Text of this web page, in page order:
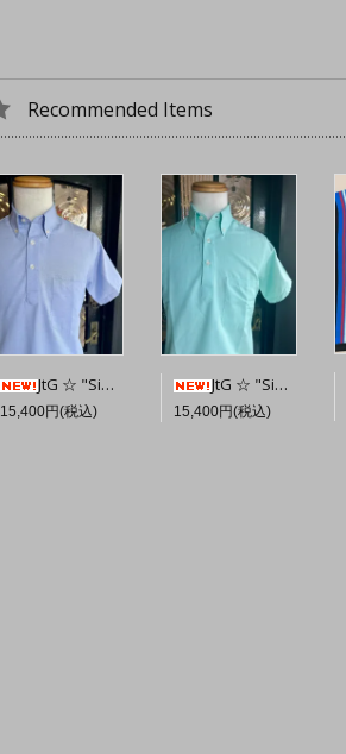
Recommended Items
JtG ☆ "Sidney" Popover Oxford Shirt 【Sky Blue】
15,400円(税込)
JtG ☆ "Sidney" Popover Oxford Shirt 【Bright Mint】
15,400円(税込)